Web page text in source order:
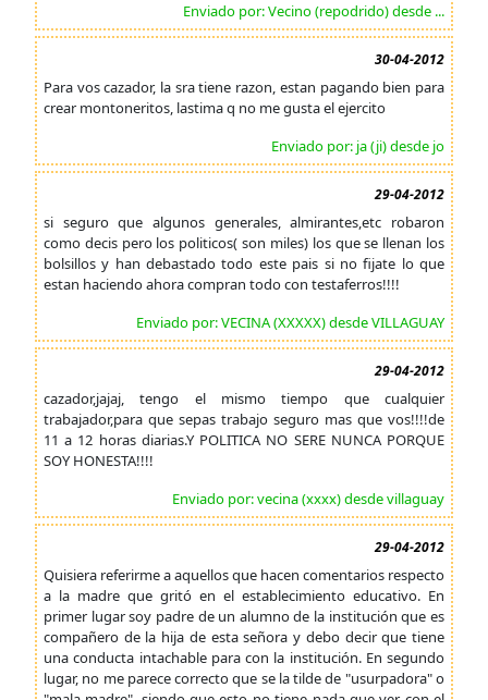
Enviado por: Vecino (repodrido) desde ...
30-04-2012
Para vos cazador, la sra tiene razon, estan pagando bien para
crear montoneritos, lastima q no me gusta el ejercito
Enviado por: ja (ji) desde jo
29-04-2012
si seguro que algunos generales, almirantes,etc robaron
como decis pero los politicos( son miles) los que se llenan los
bolsillos y han debastado todo este pais si no fijate lo que
estan haciendo ahora compran todo con testaferros!!!!
Enviado por: VECINA (XXXXX) desde VILLAGUAY
29-04-2012
cazador,jajaj, tengo el mismo tiempo que cualquier
trabajador,para que sepas trabajo seguro mas que vos!!!!de
11 a 12 horas diarias.Y POLITICA NO SERE NUNCA PORQUE
SOY HONESTA!!!!
Enviado por: vecina (xxxx) desde villaguay
29-04-2012
Quisiera referirme a aquellos que hacen comentarios respecto
a la madre que gritó en el establecimiento educativo. En
primer lugar soy padre de un alumno de la institución que es
compañero de la hija de esta señora y debo decir que tiene
una conducta intachable para con la institución. En segundo
lugar, no me parece correcto que se la tilde de "usurpadora" o